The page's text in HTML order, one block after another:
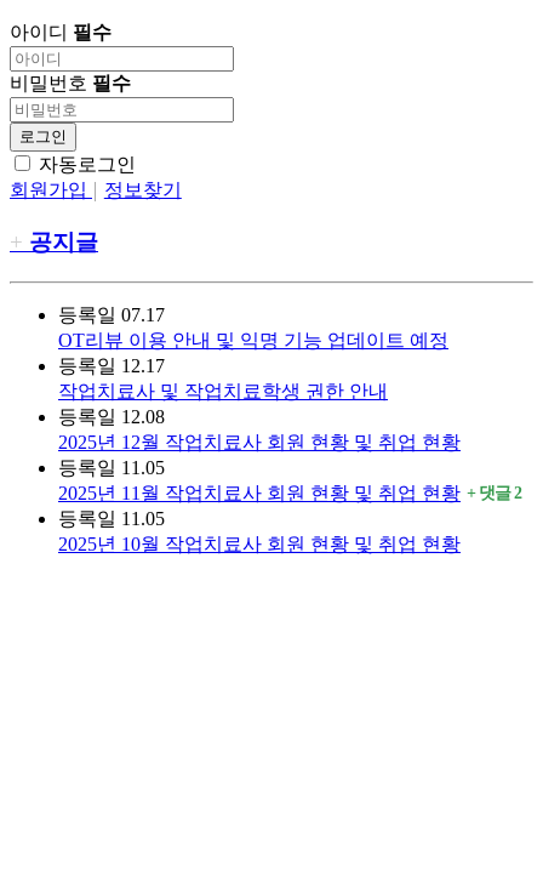
아이디 필수
비밀번호 필수
로그인
자동로그인
회원가입
정보찾기
공지글
등록일 07.17
OT리뷰 이용 안내 및 익명 기능 업데이트 예정
등록일 12.17
작업치료사 및 작업치료학생 권한 안내
등록일 12.08
2025년 12월 작업치료사 회원 현황 및 취업 현황
등록일 11.05
2025년 11월 작업치료사 회원 현황 및 취업 현황
댓글2
등록일 11.05
2025년 10월 작업치료사 회원 현황 및 취업 현황